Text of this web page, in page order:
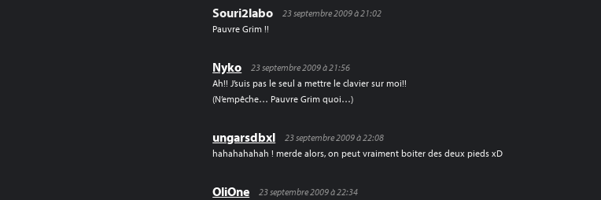
Souri2labo
23 septembre 2009 à 21:02
Pauvre Grim !!
Nyko
23 septembre 2009 à 21:56
Ah!! J’suis pas le seul a mettre le clavier sur moi!!
(N’empêche… Pauvre Grim quoi…)
ungarsdbxl
23 septembre 2009 à 22:08
hahahahahah ! merde alors, on peut vraiment boiter des deux pieds xD
OliOne
23 septembre 2009 à 22:34